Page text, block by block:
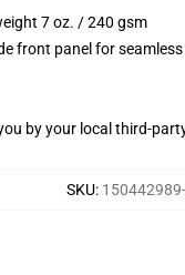
7 oz. / 240 gsm
front panel for
by your local third-
SKU: